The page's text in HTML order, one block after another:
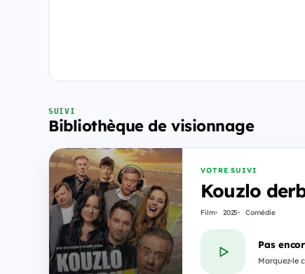
SUIVI
Bibliothèque de visionnage
VOTRE SUIVI
Kouzlo
Film 2025 Comédie
Pas
Marquez-le